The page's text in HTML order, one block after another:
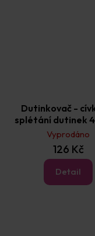
Dutinkovač -
splétání dutinek
Vyprodáno
126 Kč
Detail